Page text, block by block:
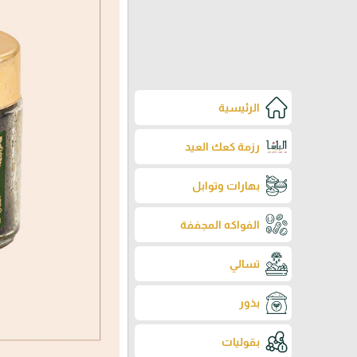
الرئيسية
رزمة كعك العيد
بهارات وتوابل
الفواكه المجففة
تسالي
بذور
بقوليات